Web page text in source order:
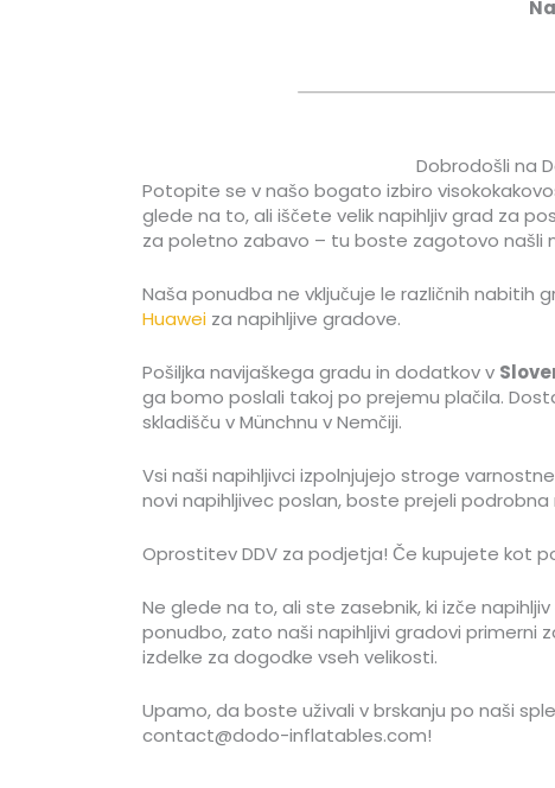
Dobrodošli na
Potopite se v našo bogato izbiro
glede na to, ali iščete velik napihljiv grad za
za poletno zabavo – tu boste zagotovo našli
Naša ponudba ne vključuje le različnih
Huawei za napihljive gradove.
Pošiljka navijaškega gradu in dodatkov v
ga bomo poslali takoj po prejemu plačila.
skladišču v Münchnu v Nemčiji.
Vsi naši napihljivci izpolnjujejo stroge
novi napihljivec poslan, boste prejeli
Oprostitev DDV za podjetja! Če kupujete kot
Ne glede na to, ali ste zasebnik, ki izče
ponudbo, zato naši napihljivi gradovi primerni
izdelke za dogodke vseh velikosti.
Upamo, da boste uživali v brskanju po naši
contact@dodo-inflatables.com!